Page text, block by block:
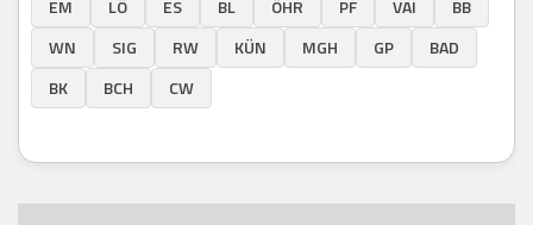
EM
LÖ ES BL ÖHR PF VAI
BB
WN
SIG RW KÜN MGH GP
BAD
BK
BCH CW